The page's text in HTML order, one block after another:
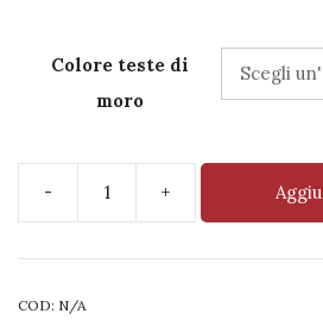
Colore teste di
moro
-
Testa
di
+
COD: N/A